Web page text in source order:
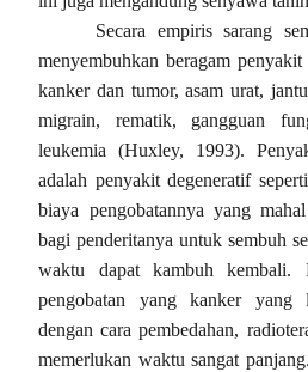
Secara empiris sarang
menyembuhkan beragam
kanker dan tumor, asam urat,
migrain, rematik, gangguan
leukemia (Huxley, 1993).
adalah penyakit degeneratif
biaya pengobatannya yang
bagi penderitanya untuk sembuh
waktu dapat kambuh
pengobatan yang kanker yang
dengan cara pembedahan,
memerlukan waktu sangat